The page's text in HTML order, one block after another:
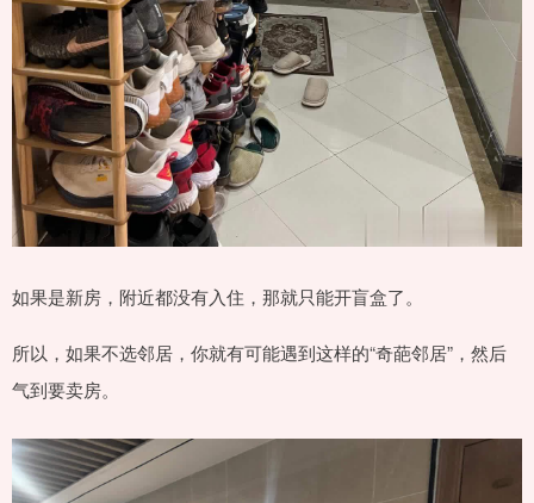
如果是新房，附近都没有入住，那就只能开盲盒了。
所以，如果不选邻居，你就有可能遇到这样的“奇葩邻居”，然后
气到要卖房。